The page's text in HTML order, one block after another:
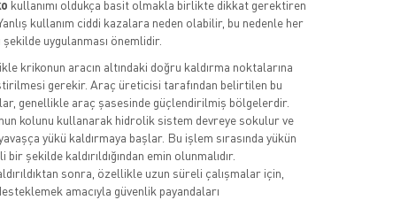
kullanımı oldukça basit olmakla birlikte dikkat gerektiren
kullanım ciddi kazalara neden olabilir, bu nedenle her
şekilde uygulanması önemlidir.
krikonun aracın altındaki doğru kaldırma noktalarına
gerekir. Araç üreticisi tarafından belirtilen bu
genellikle araç şasesinde güçlendirilmiş bölgelerdir.
kolunu kullanarak hidrolik sistem devreye sokulur ve
yükü kaldırmaya başlar. Bu işlem sırasında yükün
bir şekilde kaldırıldığından emin olunmalıdır.
sonra, özellikle uzun süreli çalışmalar için,
amacıyla güvenlik payandaları